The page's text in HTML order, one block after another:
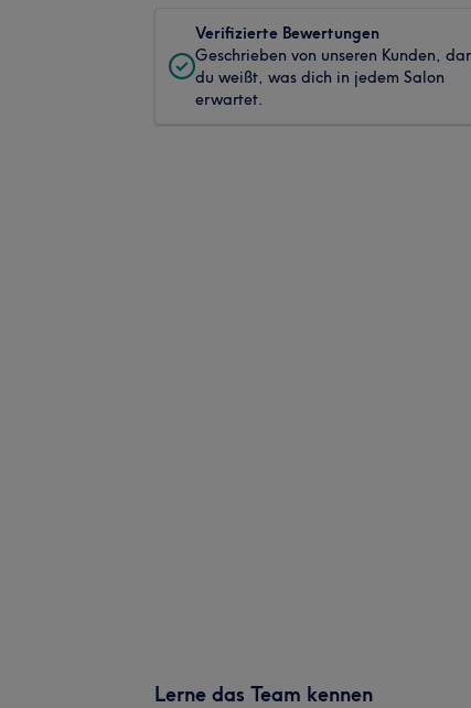
Verifizierte Bewertungen
Geschrieben von unseren Kunden,
du weißt, was dich in jedem Salon
erwartet.
Lerne das Team kennen